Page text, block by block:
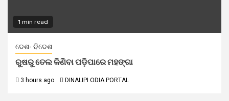
1 min read
ଦେଶ- ବିଦେଶ
ରୁଷରୁ ତେଲ କିଣିବା ପଡ଼ିପାରେ ମହଙ୍ଗା
3 hours ago DINALIPI ODIA PORTAL